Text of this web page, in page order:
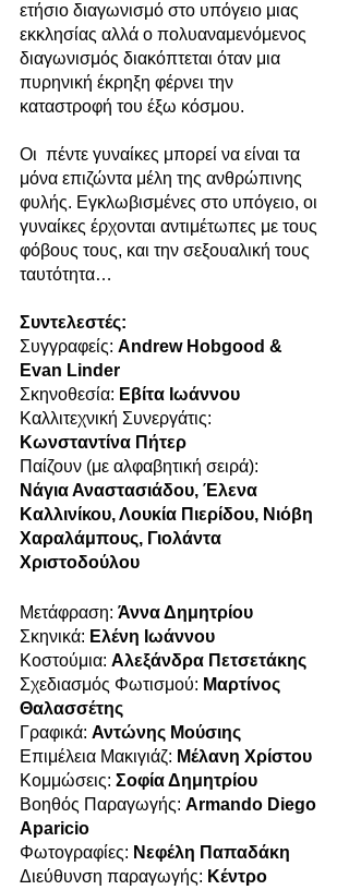
ετήσιο διαγωνισμό στο υπόγειο μιας
εκκλησίας αλλά ο πολυαναμενόμενος
διαγωνισμός διακόπτεται όταν μια
πυρηνική έκρηξη φέρνει την
καταστροφή του έξω κόσμου.
Οι  πέντε γυναίκες μπορεί να είναι τα
μόνα επιζώντα μέλη της ανθρώπινης
φυλής. Εγκλωβισμένες στο υπόγειο, οι
γυναίκες έρχονται αντιμέτωπες με τους
φόβους τους, και την σεξουαλική τους
ταυτότητα…
Συντελεστές:
Συγγραφείς: Andrew Hobgood &
Evan Linder
Σκηνοθεσία: Εβίτα Ιωάννου
Καλλιτεχνική Συνεργάτις:
Κωνσταντίνα Πήτερ
Παίζουν (με αλφαβητική σειρά):
Νάγια Αναστασιάδου, Έλενα
Καλλινίκου, Λουκία Πιερίδου, Νιόβη
Χαραλάμπους, Γιολάντα
Χριστοδούλου
Μετάφραση: Άννα Δημητρίου
Σκηνικά: Ελένη Ιωάννου
Κοστούμια: Αλεξάνδρα Πετσετάκης
Σχεδιασμός Φωτισμού: Μαρτίνος
Θαλασσέτης
Γραφικά: Αντώνης Μούσιης
Επιμέλεια Μακιγιάζ: Μέλανη Χρίστου
Κομμώσεις: Σοφία Δημητρίου
Βοηθός Παραγωγής: Armando Diego
Aparicio
Φωτογραφίες: Νεφέλη Παπαδάκη
Διεύθυνση παραγωγής: Κέντρο